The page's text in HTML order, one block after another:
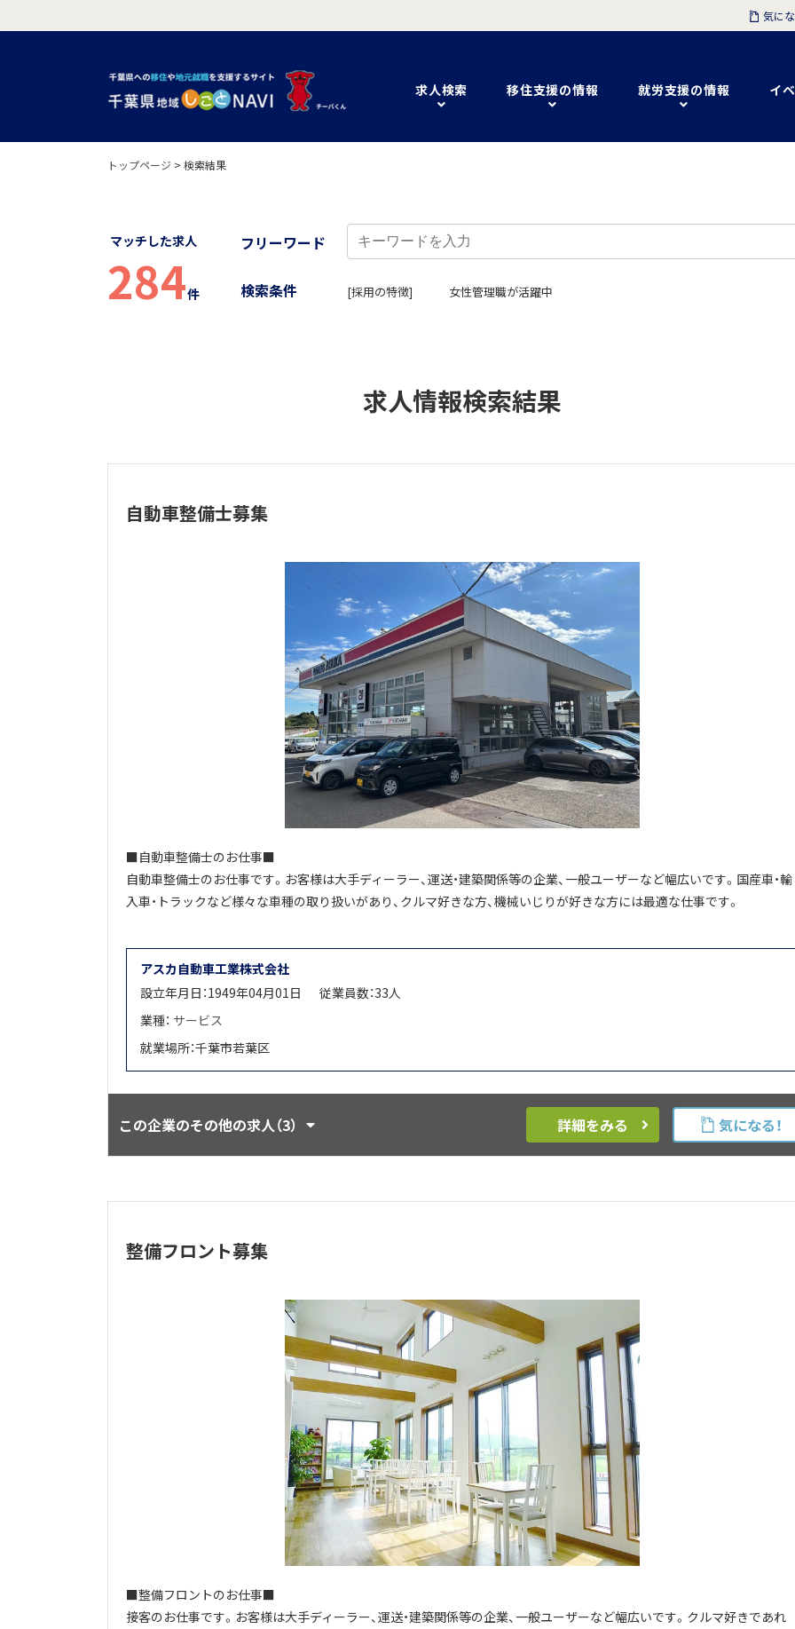
求人検索 移住支援の情報 就労支援の情報 イ
気に
トップページ > 検索結果
マッチした求人
284件
フリーワード
検索条件 [採用の特徴] 女性管理職が活躍中
求人情報検索結果
自動車整備士募集
■自動車整備士のお仕事■
自動車整備士のお仕事です。お客様は大手ディーラー、運送・建築関係等の企業、一般ユーザーなど幅広いです。国産車・輸
入車・トラックなど様々な車種の取り扱いがあり、クルマ好きな方、機械いじりが好きな方には最適な仕事です。
アスカ自動車工業株式会社
設立年月日：1949年04月01日
従業員数：33人
業種： サービス
就業場所：千葉市若葉区
詳細をみる 気になる！
この企業のその他の求人（3）
整備フロント募集
■整備フロントのお仕事■
接客のお仕事です。お客様は大手ディーラー、運送・建築関係等の企業、一般ユーザーなど幅広いです。クルマ好きであれ